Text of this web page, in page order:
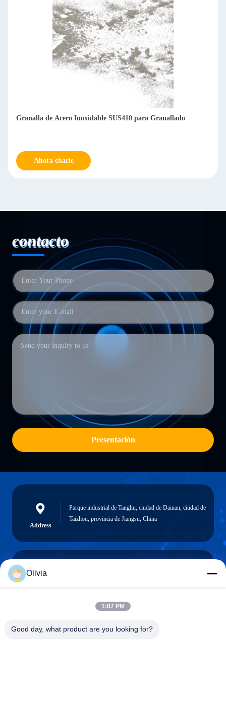
Granalla de Acero Inoxidable SUS410 para Granallado
Ahora charle
contacto
Presentación
Address
Parque industrial de Tangliu, ciudad de Dainan, ciudad de
Taizhou, provincia de Jiangsu, China
Olivia
1:07 PM
Good day, what product are you looking for?